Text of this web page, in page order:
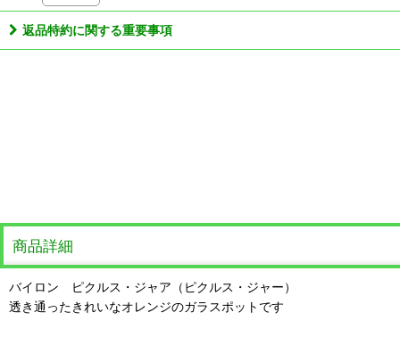
返品特約に関する重要事項
商品詳細
バイロン ピクルス・ジャア（ピクルス・ジャー）
透き通ったきれいなオレンジのガラスポットです